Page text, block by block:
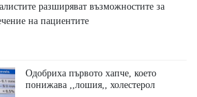
разширяват възможностите за
на пациентите
Одобриха първото хапче, което
понижава ,,лошия,, холестерол